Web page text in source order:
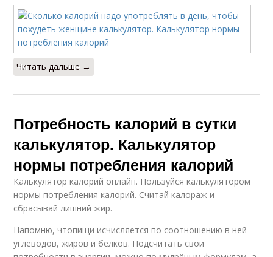
Читать дальше →
Потребность калорий в сутки
калькулятор. Калькулятор
нормы потребления калорий
Калькулятор калорий онлайн. Пользуйся калькулятором
нормы потребления калорий. Считай калораж и
сбрасывай лишний жир.
Напомню, чтопищи исчисляется по соотношению в ней
углеводов, жиров и белков. Подсчитать свои